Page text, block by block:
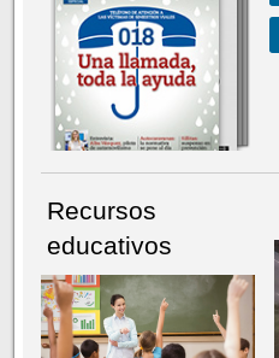
Recursos
educativos